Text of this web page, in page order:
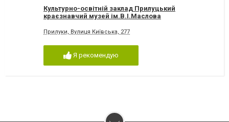
Культурно-освітній заклад Прилуцький
краєзнавчий музей ім.В.І.Маслова
Прилуки, Вулиця Київська, 277
Я рекомендую